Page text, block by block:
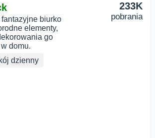
fantazyjne biurko
elementy,
go
domu.
dzienny
233K
pobrania